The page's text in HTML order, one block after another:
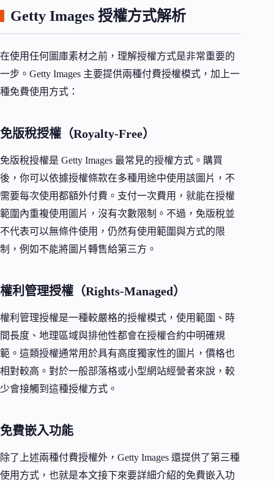
Getty Images 授權方式解析
在使用任何圖庫素材之前，理解授權方式是非常重要的
一步。Getty Images 主要提供兩種付費授權模式，加上一
種免費使用方式：
免版稅授權（Royalty-Free）
免版稅授權是 Getty Images 最常見的授權方式。購買
後，你可以依據授權條款在多種用途中使用該圖片，不
需要每次使用都額外付費。支付一次費用，就能在授權
範圍內重複使用圖片，沒有次數限制。不過，免版稅並
不代表可以無條件使用，仍然有使用範圍與方式的限
制，例如不能將圖片轉售給第三方。
權利管理授權（Rights-Managed）
權利管理授權是一種較嚴格的授權模式，使用範圍、時
間長度、地理區域與排他性都會在授權合約中明確規
範。這類授權通常用於具有高度獨家性的圖片，價格也
相對較高。對於一般部落格或小型網站經營者來說，較
少會接觸到這種授權方式。
免費嵌入功能
除了上述兩種付費授權外，Getty Images 還提供了第三種
使用方式，也就是本文接下來要詳細介紹的免費嵌入功